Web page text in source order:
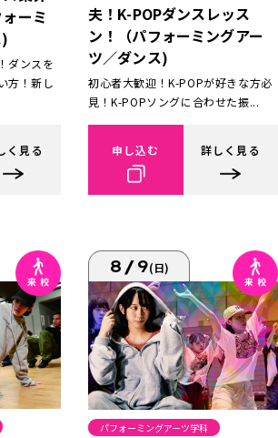
ーミ
ダンスを
方！新し
く見る
夫！K-POPダンスレッス
ン！（パフォーミングアー
ツ／ダンス)
初心者大歓迎！K-POPが好きな方必
見！K-POPソングに合わせた振...
申し込む 詳しく見る
8/9(日)
パフォーミングアーツ学科